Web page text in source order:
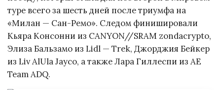
туре всего за шесть дней после триумфа на
«Милан — Сан-Ремо». Следом финишировали
Кьяра Консонни из CANYON//SRAM zondacrypto,
Элиза Бальзамо из Lidl — Trek, Джорджия Бейкер
из Liv AlUla Jayco, а также Лара Гиллеспи из AE
Team ADQ.